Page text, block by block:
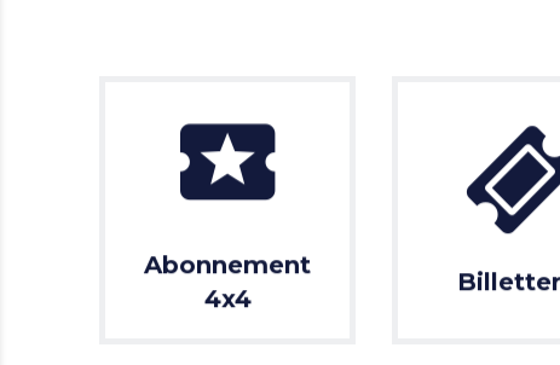
Abonnement
4x4